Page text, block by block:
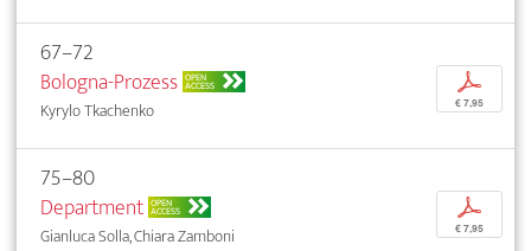
67–72
Bologna-Prozess OPEN
ACCESS
Kyrylo Tkachenko
p
€ 7,95
75–80
Department OPEN
ACCESS
Gianluca Solla, Chiara Zamboni
p
€ 7,95